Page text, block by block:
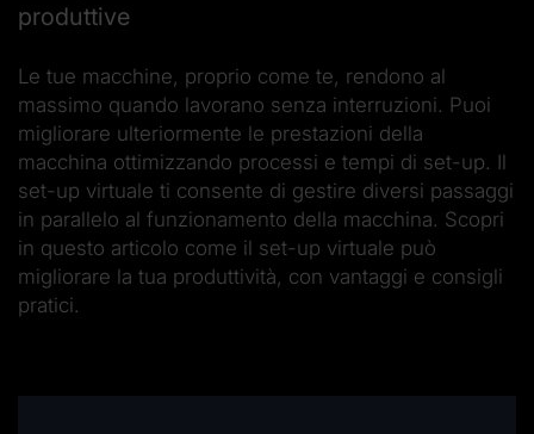
produttive
Le tue macchine, proprio come te, rendono al
massimo quando lavorano senza interruzioni. Puoi
migliorare ulteriormente le prestazioni della
macchina ottimizzando processi e tempi di set-up. Il
set-up virtuale ti consente di gestire diversi passaggi
in parallelo al funzionamento della macchina. Scopri
in questo articolo come il set-up virtuale può
migliorare la tua produttività, con vantaggi e consigli
pratici.